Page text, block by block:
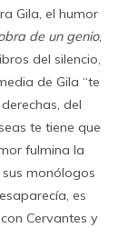
Gila, el humor
de un genio,
del silencio,
de Gila “te
del
te tiene que
fulmina la
monólogos
es
Cervantes y